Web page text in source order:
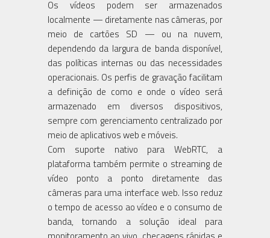
Os vídeos podem ser armazenados
localmente — diretamente nas câmeras, por
meio de cartões SD — ou na nuvem,
dependendo da largura de banda disponível,
das políticas internas ou das necessidades
operacionais. Os perfis de gravação facilitam
a definição de como e onde o vídeo será
armazenado em diversos dispositivos,
sempre com gerenciamento centralizado por
meio de aplicativos web e móveis.
Com suporte nativo para WebRTC, a
plataforma também permite o streaming de
vídeo ponto a ponto diretamente das
câmeras para uma interface web. Isso reduz
o tempo de acesso ao vídeo e o consumo de
banda, tornando a solução ideal para